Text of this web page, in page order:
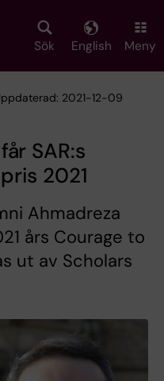
Sök English Meny
2021-12-09
SAR:s
2021
Ahmadreza
års Courage to
ut av Scholars